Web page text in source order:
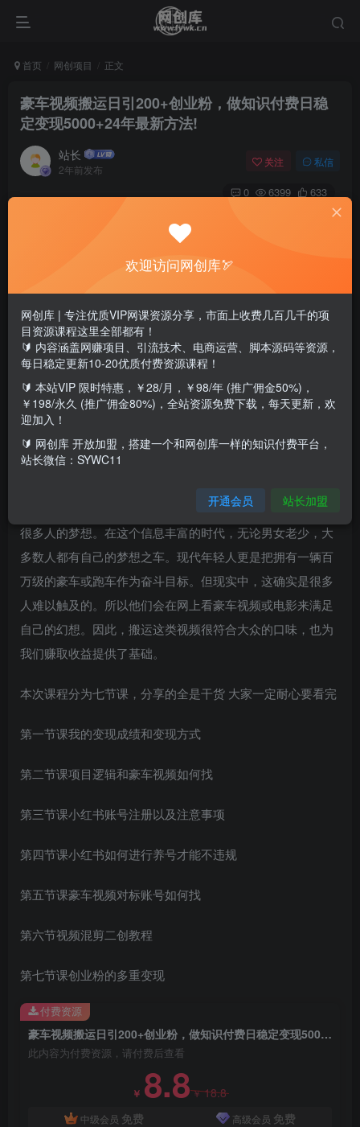
首页 网创项目 正文
豪车视频搬运日引200+创业粉，做知识付费日稳
定变现5000+24年最新方法!
站长
2年前发布
关注 私信
0 6399 633
随着短视频平台的兴起，豪车类视频因其独特的视觉冲击力
和吸引力，成为了众多网友关注的焦点。我们将通过一键搬
运的方式，将这些视频进行二次创作，然后发布到其他短视
频平台，从而获取流量和收益。
豪车视频在任何短视频平台上都很受欢迎，因为拥有豪车是
很多人的梦想。在这个信息丰富的时代，无论男女老少，大
多数人都有自己的梦想之车。现代年轻人更是把拥有一辆百
万级的豪车或跑车作为奋斗目标。但现实中，这确实是很多
人难以触及的。所以他们会在网上看豪车视频或电影来满足
自己的幻想。因此，搬运这类视频很符合大众的口味，也为
我们赚取收益提供了基础。
本次课程分为七节课，分享的全是干货 大家一定耐心要看完
第一节课我的变现成绩和变现方式
第二节课项目逻辑和豪车视频如何找
第三节课小红书账号注册以及注意事项
第四节课小红书如何进行养号才能不违规
第五节课豪车视频对标账号如何找
第六节视频混剪二创教程
第七节课创业粉的多重变现
豪车视频搬运日引200+创业粉，做知识付费日稳定变现5000+24年最新方法!
此内容为付费资源，请付费后查看
￥ 8.8￥18.8
中级会员 免费 高级会员 免费
付费资源
欢迎访问网创库🏹
网创库 | 专注优质VIP网课资源分享，市面上收费几百几千的项
目资源课程这里全部都有！
🔰 内容涵盖网赚项目、引流技术、电商运营、脚本源码等资源，
每日稳定更新10-20优质付费资源课程！
🔰 本站VIP 限时特惠，￥28/月，￥98/年 (推广佣金50%)，
￥198/永久 (推广佣金80%)，全站资源免费下载，每天更新，欢
迎加入！
🔰 网创库 开放加盟，搭建一个和网创库一样的知识付费平台，
站长微信：SYWC11
开通会员 站长加盟